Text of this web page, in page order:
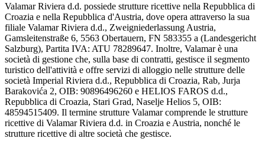
Valamar Riviera d.d. possiede strutture ricettive nella Repubblica di
Croazia e nella Repubblica d'Austria, dove opera attraverso la sua
filiale Valamar Riviera d.d., Zweigniederlassung Austria,
Gamsleitenstraße 6, 5563 Obertauern, FN 583355 a (Landesgericht
Salzburg), Partita IVA: ATU 78289647. Inoltre, Valamar è una
società di gestione che, sulla base di contratti, gestisce il segmento
turistico dell'attività e offre servizi di alloggio nelle strutture delle
società Imperial Riviera d.d., Repubblica di Croazia, Rab, Jurja
Barakovića 2, OIB: 90896496260 e HELIOS FAROS d.d.,
Repubblica di Croazia, Stari Grad, Naselje Helios 5, OIB:
48594515409. Il termine strutture Valamar comprende le strutture
ricettive di Valamar Riviera d.d. in Croazia e Austria, nonché le
strutture ricettive di altre società che gestisce.